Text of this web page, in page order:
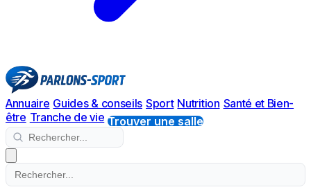
Annuaire Guides & conseils Sport Nutrition Santé et Bien-
être Tranche de vie Trouver une salle